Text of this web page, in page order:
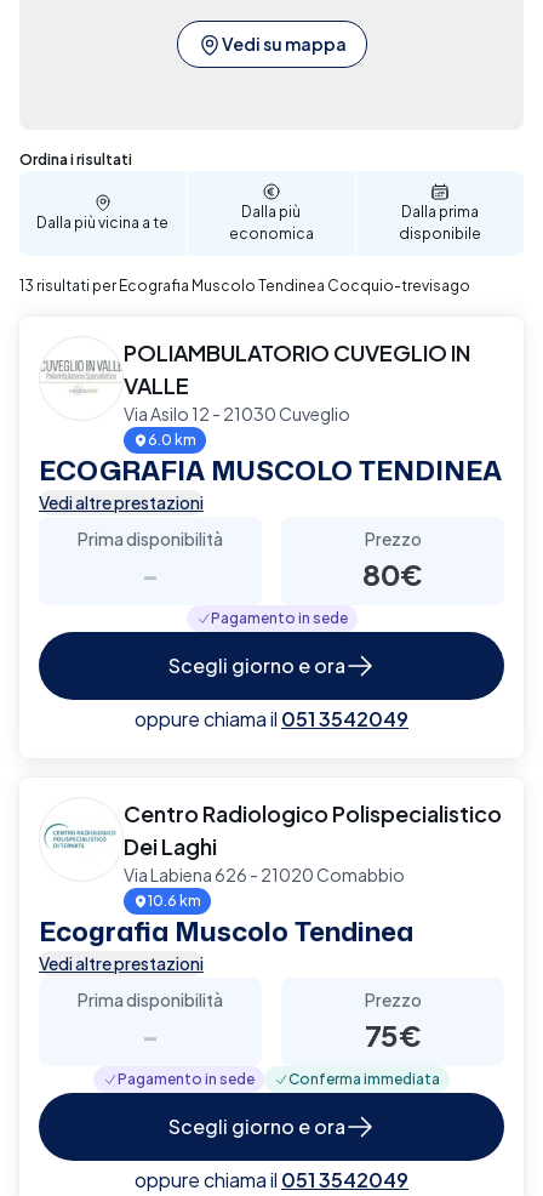
Vedi su mappa
Sono stati trovati 13 risultati
Ordina i risultati
Dalla più vicina a te
Dalla più
economica
Dalla prima
disponibile
13 risultati per Ecografia Muscolo Tendinea Cocquio-trevisago
POLIAMBULATORIO CUVEGLIO IN
VALLE
Via Asilo 12 - 21030 Cuveglio
6.0 km
ECOGRAFIA MUSCOLO TENDINEA
Vedi altre prestazioni
Prima disponibilità
-
Prezzo
80€
Pagamento in sede
Scegli giorno e ora
oppure chiama il 051 3542049
Centro Radiologico Polispecialistico
Dei Laghi
Via Labiena 626 - 21020 Comabbio
10.6 km
Ecografia Muscolo Tendinea
Vedi altre prestazioni
Prima disponibilità
-
Prezzo
75€
Pagamento in sede Conferma immediata
Scegli giorno e ora
oppure chiama il 051 3542049